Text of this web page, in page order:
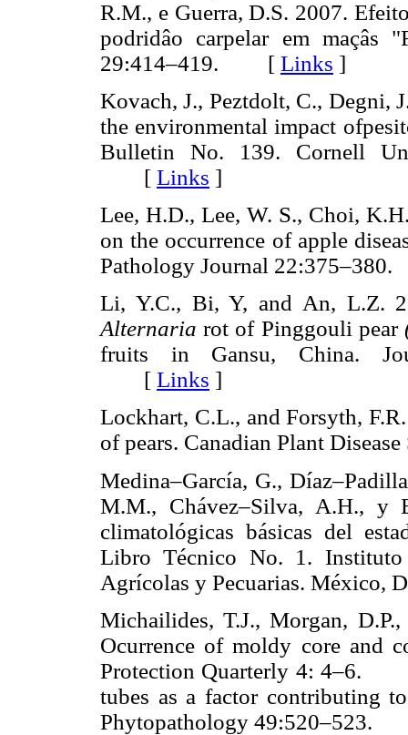
R.M., e Guerra, D.S. 2007.
podridâo carpelar em maçâs
29:414–419. [ Links ]
Kovach, J., Peztdolt, C., Degni,
the environmental impact
Bulletin No. 139. Cornell
[ Links ]
Lee, H.D., Lee, W. S., Choi,
on the occurrence of apple
Pathology Journal
Li, Y.C., Bi, Y, and An, L.Z.
Alternariarot of Pinggouli pear
fruits in Gansu, China.
[ Links ]
Lockhart, C.L., and Forsyth,
of pears. Canadian Plant
Medina–García, G.,
M.M., Chávez–Silva, A.H., y
climatológicas básicas del
Libro Técnico No. 1. Instituto
Agrícolas y Pecuarias.
Michailides, T.J., Morgan,
Ocurrence of moldy core and
Protection Quarterly 4:
tubes as a factor contributing
Phytopathology